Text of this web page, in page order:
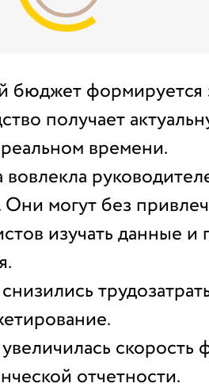
бюджет формируется
получает
времени.
вовлекла
Они могут без
изучать данные и
скорость
отчетности.